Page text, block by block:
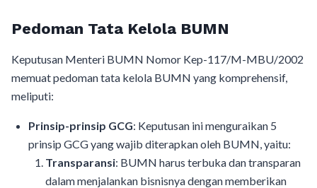
Pedoman Tata Kelola BUMN
Keputusan Menteri BUMN Nomor Kep-117/M-MBU/2002
memuat pedoman tata kelola BUMN yang komprehensif,
meliputi:
Prinsip-prinsip GCG: Keputusan ini menguraikan 5
prinsip GCG yang wajib diterapkan oleh BUMN, yaitu:
Transparansi: BUMN harus terbuka dan transparan
dalam menjalankan bisnisnya dengan memberikan